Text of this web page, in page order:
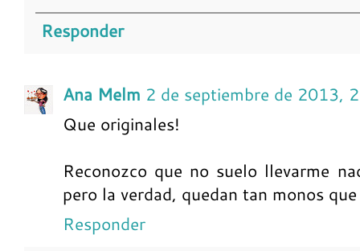
Responder
Ana Melm 2 de septiembre de 2013,
Que originales!
Reconozco que no suelo llevarme
pero la verdad, quedan tan monos
Responder